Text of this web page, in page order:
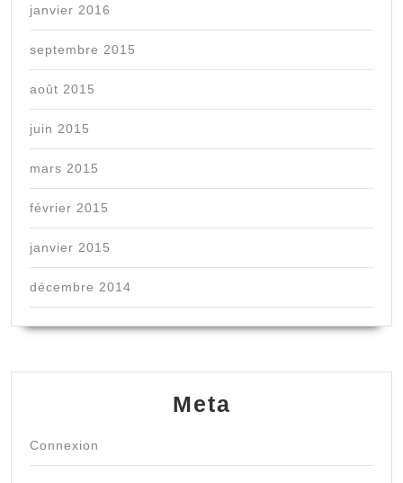
janvier 2016
septembre 2015
août 2015
juin 2015
mars 2015
février 2015
janvier 2015
décembre 2014
Meta
Connexion